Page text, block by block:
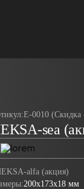
E-0010 (Скидка
sea
alfa (акция)
200x173x18 мм